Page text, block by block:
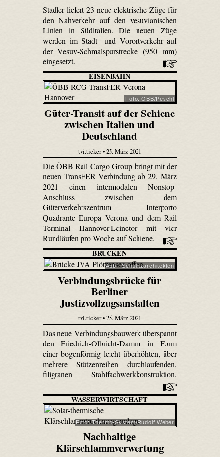
Stadler liefert 23 neue elektrische Züge für
den Nahverkehr auf den vesuvianischen
Linien in Süditalien. Die neuen Züge
werden im Stadt- und Vorortverkehr auf
der Vesuv-Schmalspurstrecke (950 mm)
eingesetzt.
EISENBAHN
Foto: ÖBB/Peschl
Güter-Transit auf der Schiene
zwischen Italien und
Deutschland
tvi.ticker • 25. März 2021
Die ÖBB Rail Cargo Group bringt mit der
neuen TransFER Verbindung ab 29. März
2021 einen intermodalen Nonstop-
Anschluss zwischen dem
Güterverkehrszentrum Interporto
Quadrante Europa Verona und dem Rail
Terminal Hannover-Leinetor mit vier
Rundläufen pro Woche auf Schiene.
BRÜCKEN
Abb.: Schulitzarchitekten
Verbindungsbrücke für
Berliner
Justizvollzugsanstalten
tvi.ticker • 25. März 2021
Das neue Verbindungsbauwerk überspannt
den Friedrich-Olbricht-Damm in Form
einer bogenförmig leicht überhöhten, über
mehrere Stützenreihen durchlaufenden,
filigranen Stahlfachwerkkonstruktion.
WASSERWIRTSCHAFT
Foto: Thermo-System/Rudolf Weber
Nachhaltige
Klärschlammverwertung